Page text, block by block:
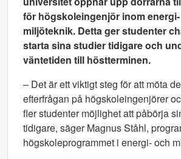
för högskoleingenjör inom
miljöteknik. Detta ger studenter
starta sina studier tidigare och
väntetiden till höstterminen.
– Det är ett viktigt steg för att möta
efterfrågan på högskoleingenjörer
fler studenter möjlighet att påbörja
tidigare, säger Magnus Ståhl,
högskoleprogrammet i energi- och